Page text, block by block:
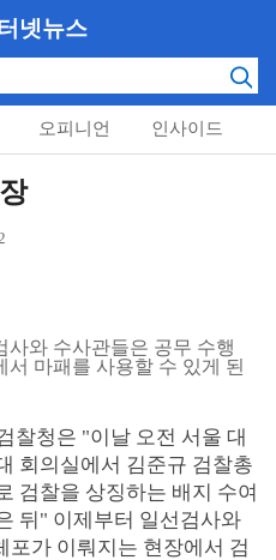
넷뉴스
오피니언 인사이드
사와 수사관들은 공무 수행
서 마패를 사용할 수 있게 된
찰청은 "이날 오전 서울 대
회의실에서 김준규 검찰총
검찰을 상징하는 배지 수여
뒤" 이제부터 일선검사와
포가 이뤄지는 현장에서 검